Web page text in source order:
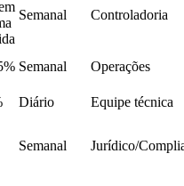
Semanal Controladoria
Semanal Operações
Diário Equipe técnica
Semanal Jurídico/